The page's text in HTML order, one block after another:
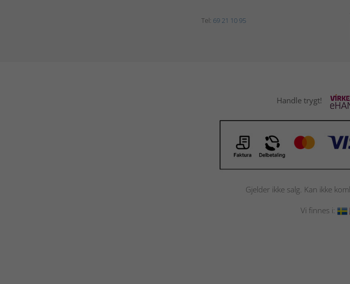
Tel: 69 21 10 95
Handle trygt!
Gjelder ikke salg. Kan ikke
Vi finnes i: